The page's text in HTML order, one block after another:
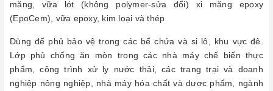
măng, vữa lót (không polymer-sửa đổi) xi măng epoxy
(EpoCem), vữa epoxy, kim loại và thép
Dùng để phủ bảo vệ trong các bể chứa và si lô, khu vực đê.
Lớp phủ chống ăn mòn trong các nhà máy chế biến thực
phẩm, công trình xử ly nước thải, các trang trại và doanh
nghiệp nông nghiệp, nhà máy hóa chất và dược phẩm, ngành